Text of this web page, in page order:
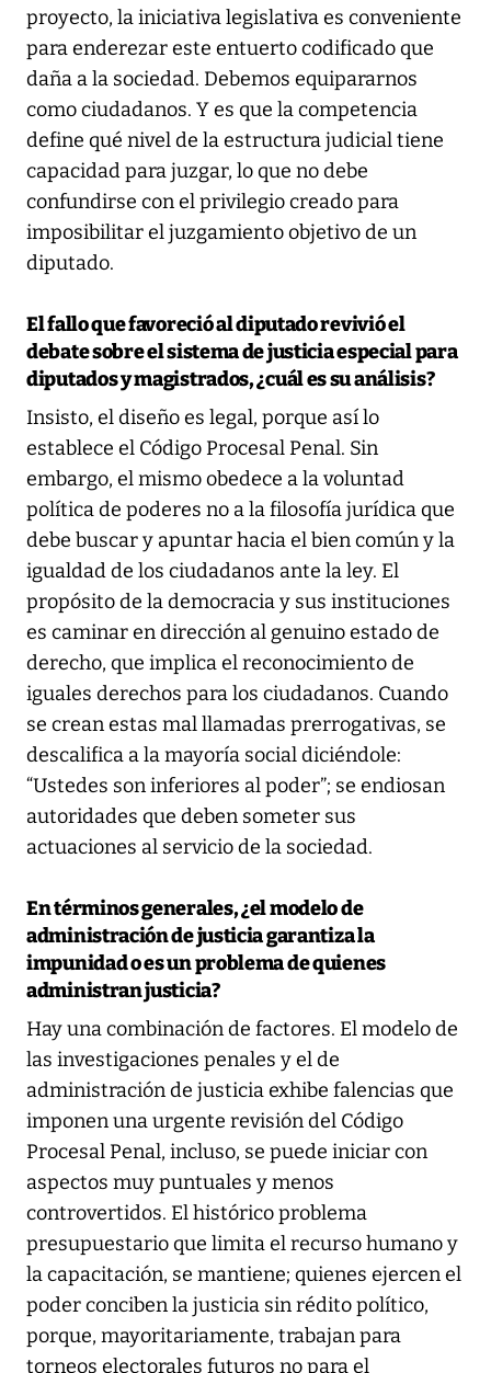
proyecto, la iniciativa legislativa es conveniente
para enderezar este entuerto codificado que
daña a la sociedad. Debemos equipararnos
como ciudadanos. Y es que la competencia
define qué nivel de la estructura judicial tiene
capacidad para juzgar, lo que no debe
confundirse con el privilegio creado para
imposibilitar el juzgamiento objetivo de un
diputado.
El fallo que favoreció al diputado revivió el
debate sobre el sistema de justicia especial para
diputados y magistrados, ¿cuál es su análisis?
Insisto, el diseño es legal, porque así lo
establece el Código Procesal Penal. Sin
embargo, el mismo obedece a la voluntad
política de poderes no a la filosofía jurídica que
debe buscar y apuntar hacia el bien común y la
igualdad de los ciudadanos ante la ley. El
propósito de la democracia y sus instituciones
es caminar en dirección al genuino estado de
derecho, que implica el reconocimiento de
iguales derechos para los ciudadanos. Cuando
se crean estas mal llamadas prerrogativas, se
descalifica a la mayoría social diciéndole:
“Ustedes son inferiores al poder”; se endiosan
autoridades que deben someter sus
actuaciones al servicio de la sociedad.
En términos generales, ¿el modelo de
administración de justicia garantiza la
impunidad o es un problema de quienes
administran justicia?
Hay una combinación de factores. El modelo de
las investigaciones penales y el de
administración de justicia exhibe falencias que
imponen una urgente revisión del Código
Procesal Penal, incluso, se puede iniciar con
aspectos muy puntuales y menos
controvertidos. El histórico problema
presupuestario que limita el recurso humano y
la capacitación, se mantiene; quienes ejercen el
poder conciben la justicia sin rédito político,
porque, mayoritariamente, trabajan para
torneos electorales futuros no para el